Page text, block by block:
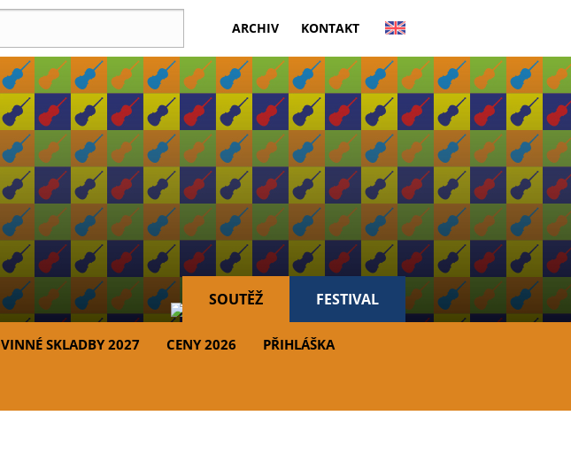
ARCHIV KONTAKT
SOUTĚŽ FESTIVAL
SKLADBY 2027 CENY 2026 PŘIHLÁŠKA